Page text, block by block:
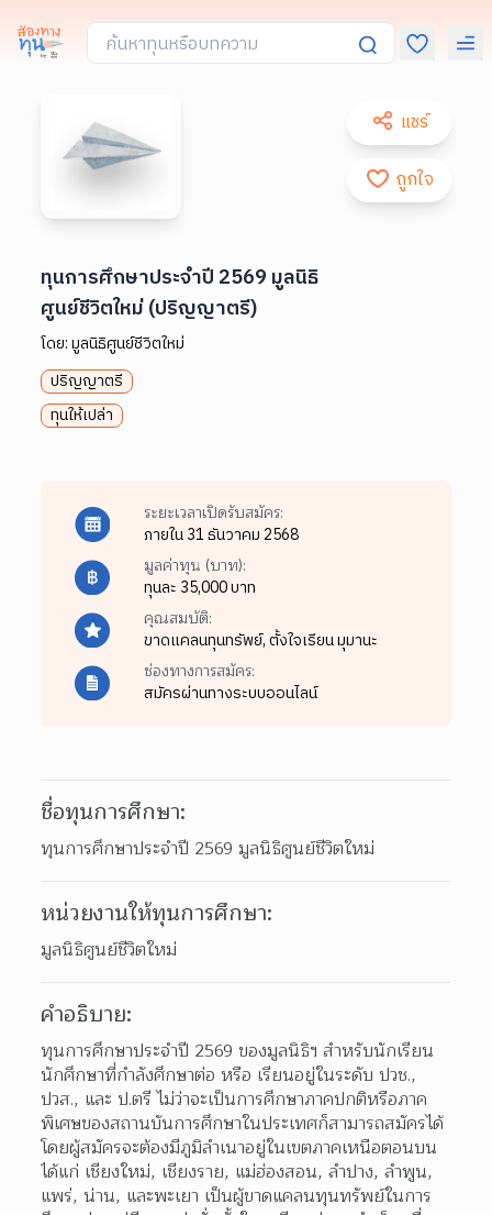
แชร์
ถูกใจ
ทุนการศึกษาประจำปี 2569 มูลนิธิ
ศูนย์ชีวิตใหม่ (ปริญญาตรี)
โดย:มูลนิธิศูนย์ชีวิตใหม่
ปริญญาตรี
ทุนให้เปล่า
ระยะเวลาเปิดรับสมัคร:
ภายใน 31 ธันวาคม 2568
มูลค่าทุน (บาท):
ทุนละ 35,000 บาท
คุณสมบัติ:
ขาดแคลนทุนทรัพย์,ตั้งใจเรียน มุมานะ
ช่องทางการสมัคร:
สมัครผ่านทางระบบออนไลน์
ชื่อทุนการศึกษา:
ทุนการศึกษาประจำปี 2569 มูลนิธิศูนย์ชีวิตใหม่
หน่วยงานให้ทุนการศึกษา:
มูลนิธิศูนย์ชีวิตใหม่
คำอธิบาย:
ทุนการศึกษาประจำปี 2569 ของมูลนิธิฯ สำหรับนักเรียน
นักศึกษาที่กำลังศึกษาต่อ หรือ เรียนอยู่ในระดับ ปวช.,
ปวส., และ ป.ตรี ไม่ว่าจะเป็นการศึกษาภาคปกติหรือภาค
พิเศษของสถานบันการศึกษาในประเทศก็สามารถสมัครได้
โดยผู้สมัครจะต้องมีภูมิลำเนาอยู่ในเขตภาคเหนือตอนบน
ได้แก่ เชียงใหม่, เชียงราย, แม่ฮ่องสอน, ลำปาง, ลำพูน,
แพร่, น่าน, และพะเยา เป็นผู้ขาดแคลนทุนทรัพย์ในการ